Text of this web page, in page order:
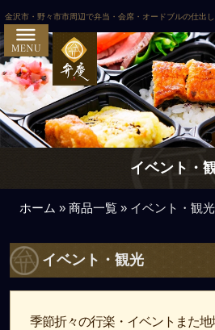
コンテンツへスキップ
金沢市・野々市市周辺で弁当・会席・オードブルの仕出
HOME
弁慶の想いとこだわり
ご注文方法・配達エリア
お客様の声
お問い合わせ
ご予算から選ぶ
1,000円～
2,000円～
3,000円～
イベント・
ホーム » 商品一覧 » イベント・観光
イベント・観光
季節折々の行楽・イベントまた